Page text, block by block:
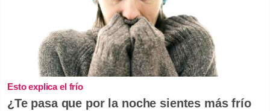
Esto explica el frío
¿Te pasa que por la noche sientes más frío